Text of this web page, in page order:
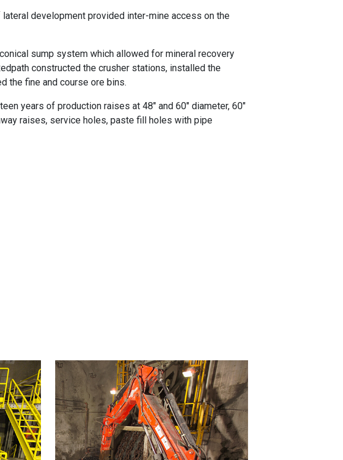
development provided inter-mine access on the
sump system which allowed for mineral recovery
constructed the crusher stations, installed the
the fine and course ore bins.
years of production raises at 48" and 60" diameter, 60"
raises, service holes, paste fill holes with pipe